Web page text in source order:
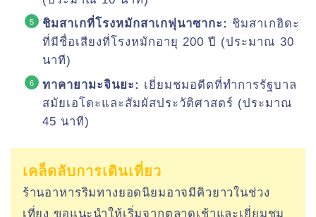
ชิมสาเกที่โรงหมักสาเกฟุนาซากะ: ชิมสาเกฮิดะ
ที่มีชื่อเสียงที่โรงหมักอายุ 200 ปี (ประมาณ 30
นาที)
ทาคายามะจินยะ: เยี่ยมชมอดีตที่ทำการรัฐบาล
สมัยเอโดะและสัมผัสประวัติศาสตร์ (ประมาณ
45 นาที)
เคล็ดลับการเดินเที่ยว
ร้านอาหารริมทางยอดนิยมอาจมีคิวยาวในช่วง
เที่ยง ขอแนะนำให้เริ่มจากตลาดเช้าและเยี่ยมชม